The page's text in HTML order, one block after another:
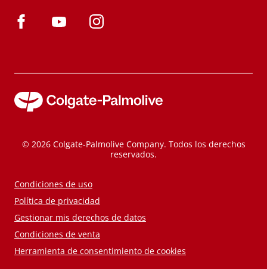
© 2026 Colgate-Palmolive Company. Todos los derechos
reservados.
Condiciones de uso
Política de privacidad
Gestionar mis derechos de datos
Condiciones de venta
Herramienta de consentimiento de cookies